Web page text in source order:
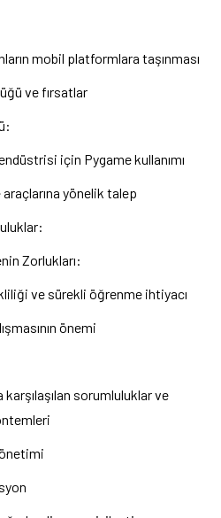
mobil platformlara taşınması
ve fırsatlar
için Pygame kullanımı
yönelik talep
Zorlukları:
ve sürekli öğrenme ihtiyacı
önemi
sorumluluklar ve